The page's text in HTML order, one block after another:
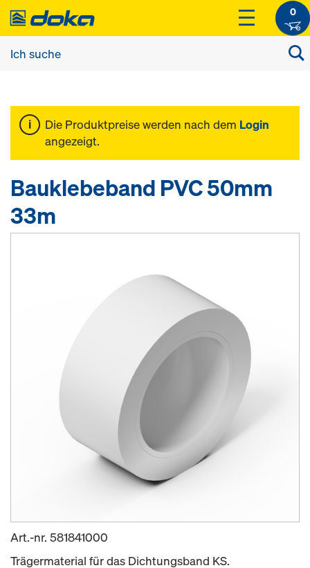
0
Die Produktpreise werden nach dem Login
angezeigt.
Bauklebeband PVC 50mm
33m
Art.-nr. 581841000
Trägermaterial für das Dichtungsband KS.